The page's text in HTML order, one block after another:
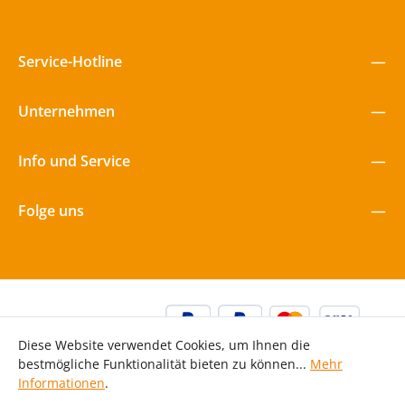
Service-Hotline
Unternehmen
Info und Service
Folge uns
Diese Website verwendet Cookies, um Ihnen die
bestmögliche Funktionalität bieten zu können... Mehr
Informationen.